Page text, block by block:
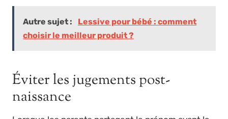
Autre sujet :
Lessive pour bébé : comment
choisir le meilleur produit ?
Éviter les jugements post-
naissance